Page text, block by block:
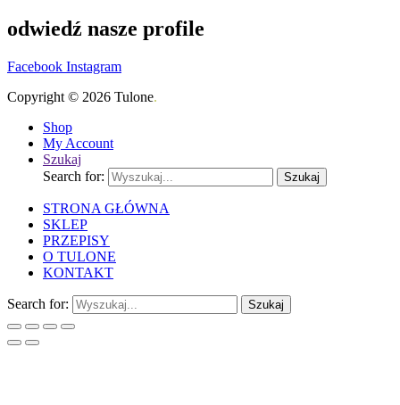
odwiedź nasze profile
Facebook Instagram
Copyright © 2026 Tulone.
Shop
My Account
Szukaj
Search for:
Szukaj
STRONA GŁÓWNA
SKLEP
PRZEPISY
O TULONE
KONTAKT
Search for: Szukaj